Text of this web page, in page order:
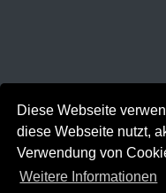
Diese Webseite
diese Webseite nutzt,
Verwendung von
Weitere Informationen